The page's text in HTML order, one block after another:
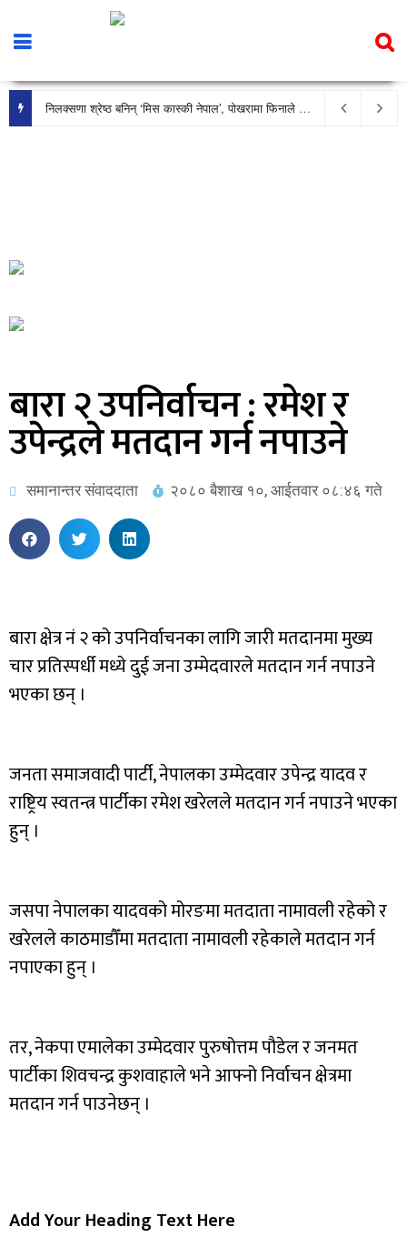
निलक्सणा श्रेष्ठ बनिन् ‘मिस कास्की नेपाल’, पोखरामा फिनाले भव्य रूपमा सम्पन्न
बारा २ उपनिर्वाचन : रमेश र
उपेन्द्रले मतदान गर्न नपाउने
समानान्तर संवाददाता २०८० बैशाख १०, आईतवार ०८:४६ गते
बारा क्षेत्र नं २ को उपनिर्वाचनका लागि जारी मतदानमा मुख्य
चार प्रतिस्पर्धी मध्ये दुई जना उम्मेदवारले मतदान गर्न नपाउने
भएका छन् ।
जनता समाजवादी पार्टी, नेपालका उम्मेदवार उपेन्द्र यादव र
राष्ट्रिय स्वतन्त्र पार्टीका रमेश खरेलले मतदान गर्न नपाउने भएका
हुन् ।
जसपा नेपालका यादवको मोरङमा मतदाता नामावली रहेको र
खरेलले काठमाडौँमा मतदाता नामावली रहेकाले मतदान गर्न
नपाएका हुन् ।
तर, नेकपा एमालेका उम्मेदवार पुरुषोत्तम पौडेल र जनमत
पार्टीका शिवचन्द्र कुशवाहाले भने आफ्नो निर्वाचन क्षेत्रमा
मतदान गर्न पाउनेछन् ।
Add Your Heading Text Here